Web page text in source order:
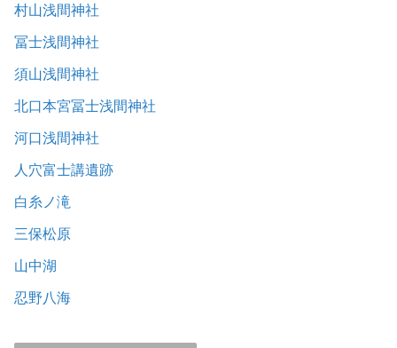
村山浅間神社
冨士浅間神社
須山浅間神社
北口本宮冨士浅間神社
河口浅間神社
人穴富士講遺跡
白糸ノ滝
三保松原
山中湖
忍野八海